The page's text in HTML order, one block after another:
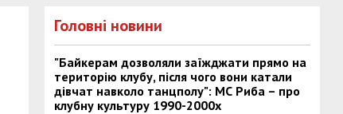
Головні новини
"Байкерам дозволяли заїжджати прямо на
територію клубу, після чого вони катали
дівчат навколо танцполу": МС Риба – про
клубну культуру 1990-2000х